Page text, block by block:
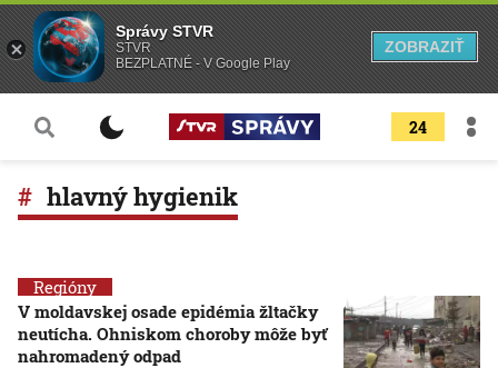
24
hlavný hygienik
Regióny
V moldavskej osade epidémia žltačky
neutícha. Ohniskom choroby môže byť
nahromadený odpad
Správy STVR
STVR
BEZPLATNÉ - V Google Play
ZOBRAZIŤ